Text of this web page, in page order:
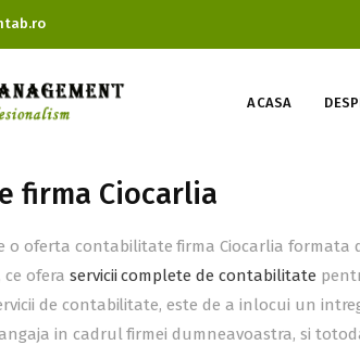
ACASA
firma Ciocarlia
o oferta contabilitate firma Ciocarlia
ofera servicii complete de contabilitate
de contabilitate, este de a inlocui un
in cadrul firmei dumneavoastra, si